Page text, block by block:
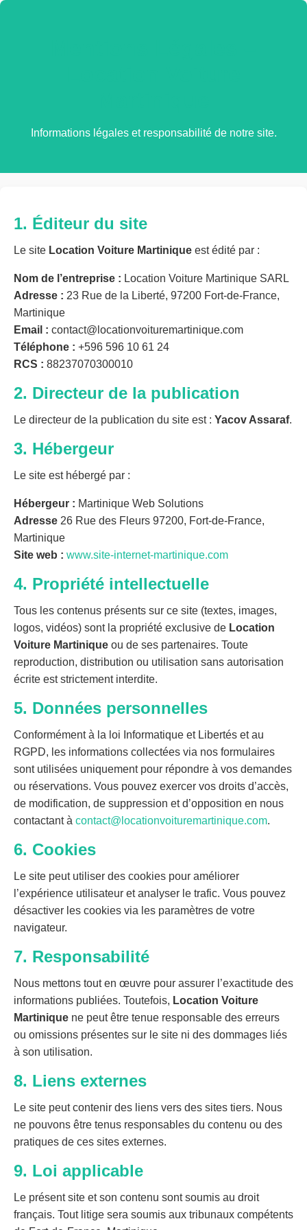
Informations légales et responsabilité de notre site.
1. Éditeur du site
Le site Location Voiture Martinique est édité par :
Nom de l’entreprise : Location Voiture Martinique SARL
Adresse : 23 Rue de la Liberté, 97200 Fort-de-France,
Martinique
Email : contact@locationvoituremartinique.com
Téléphone : +596 596 10 61 24
RCS : 88237070300010
2. Directeur de la publication
Le directeur de la publication du site est : Yacov Assaraf.
3. Hébergeur
Le site est hébergé par :
Hébergeur : Martinique Web Solutions
Adresse 26 Rue des Fleurs 97200, Fort-de-France,
Martinique
Site web : www.site-internet-martinique.com
4. Propriété intellectuelle
Tous les contenus présents sur ce site (textes, images,
logos, vidéos) sont la propriété exclusive de Location
Voiture Martinique ou de ses partenaires. Toute
reproduction, distribution ou utilisation sans autorisation
écrite est strictement interdite.
5. Données personnelles
Conformément à la loi Informatique et Libertés et au
RGPD, les informations collectées via nos formulaires
sont utilisées uniquement pour répondre à vos demandes
ou réservations. Vous pouvez exercer vos droits d’accès,
de modification, de suppression et d’opposition en nous
contactant à contact@locationvoituremartinique.com.
6. Cookies
Le site peut utiliser des cookies pour améliorer
l’expérience utilisateur et analyser le trafic. Vous pouvez
désactiver les cookies via les paramètres de votre
navigateur.
7. Responsabilité
Nous mettons tout en œuvre pour assurer l’exactitude des
informations publiées. Toutefois, Location Voiture
Martinique ne peut être tenue responsable des erreurs
ou omissions présentes sur le site ni des dommages liés
à son utilisation.
8. Liens externes
Le site peut contenir des liens vers des sites tiers. Nous
ne pouvons être tenus responsables du contenu ou des
pratiques de ces sites externes.
9. Loi applicable
Le présent site et son contenu sont soumis au droit
français. Tout litige sera soumis aux tribunaux compétents